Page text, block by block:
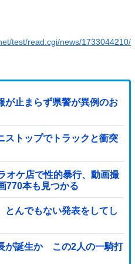
test/read.cgi/news/1733044210/
が止まらず県警が異例のお
ストップでトラックと衝突
オケ店で性的暴行、動画撮
本も見つかる
とんでもない発表をしてし
が誕生か この2人の一騎打